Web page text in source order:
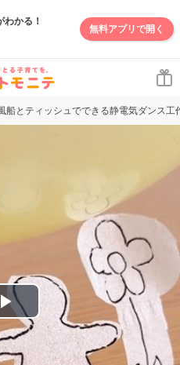
かる！
無料アプリで開く
船とティッシュでできる静電気ダンス工
P
l